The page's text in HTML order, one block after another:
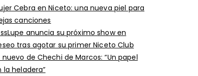
Cebra en Niceto: una nueva piel para
canciones
anuncia su próximo show en
tras agotar su primer Niceto Club
nuevo de Chechi de Marcos: “Un papel
la heladera”